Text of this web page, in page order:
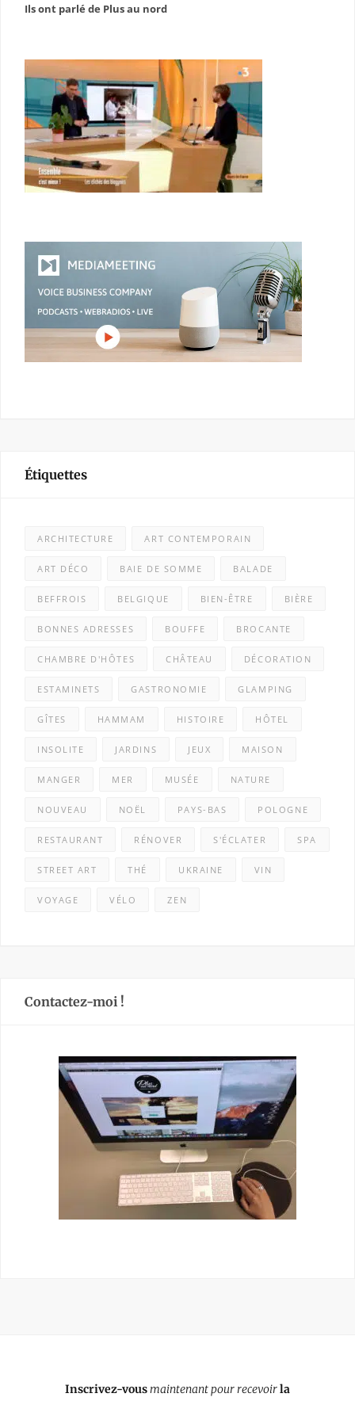
Ils ont parlé de Plus au nord
Étiquettes
ARCHITECTURE ART CONTEMPORAIN
ART DÉCO BAIE DE SOMME BALADE
BEFFROIS BELGIQUE BIEN-ÊTRE BIÈRE
BONNES ADRESSES BOUFFE BROCANTE
CHAMBRE D'HÔTES CHÂTEAU DÉCORATION
ESTAMINETS GASTRONOMIE GLAMPING
GÎTES HAMMAM HISTOIRE HÔTEL
INSOLITE JARDINS JEUX MAISON
MANGER MER MUSÉE NATURE
NOUVEAU NOËL PAYS-BAS POLOGNE
RESTAURANT RÉNOVER S'ÉCLATER SPA
STREET ART THÉ UKRAINE VIN
VOYAGE VÉLO ZEN
Contactez-moi !
Inscrivez-vousmaintenant pour recevoirla